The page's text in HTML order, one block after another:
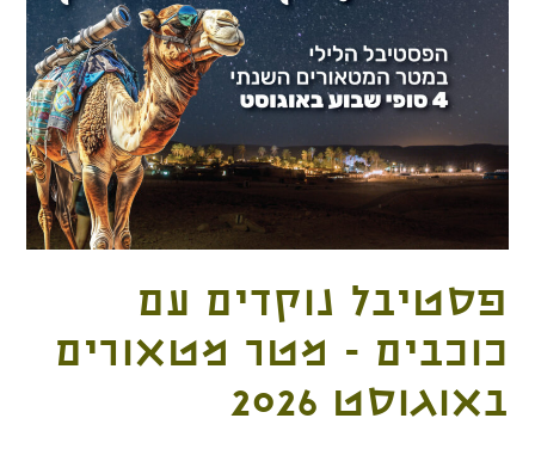
פסטיבל נוקדים עם
כוכבים - מטר מטאורים
באוגוסט 2026